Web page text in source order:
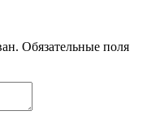
Обязательные поля